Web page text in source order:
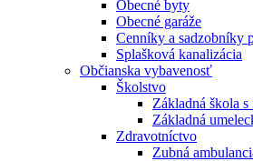
Obecné byty
Obecné garáže
Cenníky a sadzobníky
Splašková kanalizácia
Občianska vybavenosť
Školstvo
Základná škola
Základná
Zdravotníctvo
Zubná